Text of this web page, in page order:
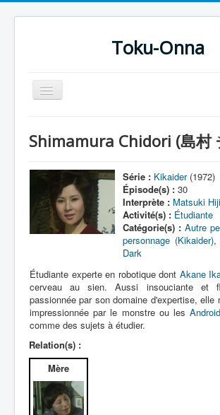
Toku-Onna
Basculer
la
Toku-Actrices
Toku-Critiques
Séries
Films
Dessins
Artiste Asperger
Lexique
Jinzô ningen Kikaider (人
キカイダー) = Androïde
Série
Shimamura Chidori (島村
Série : Kikaider(1972)
Épisode(s) : 30
Interprète : Matsuki
Activité(s) : Étudiante
Catégorie(s) : Autre
personnage (Kikaider)
Dark
Étudiante experte en robotique dont Akane
cerveau au sien. Aussi insouciante et
passionnée par son domaine d'expertise, elle
impressionnée par le monstre ou les
comme des sujets à étudier.
Relation(s) :
Mère